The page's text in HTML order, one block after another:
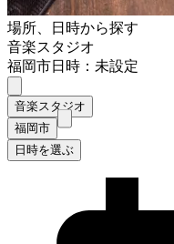
場所、日時から探す
音楽スタジオ
福岡市日時：未設定
音楽スタジオ
福岡市
日時を選ぶ